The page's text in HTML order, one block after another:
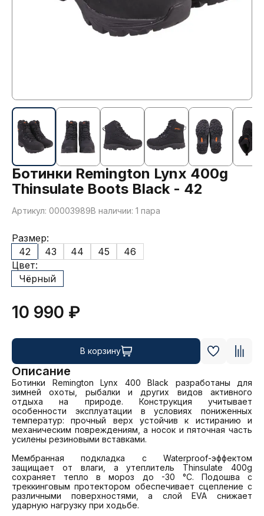
Ботинки Remington Lynx 400g
Thinsulate Boots Black - 42
Артикул: 00003989В наличии: 1 пара
Размер:
42
43 44 45
46
Цвет:
Чёрный
10 990 ₽
В корзину
Описание
Ботинки Remington Lynx 400 Black разработаны для
зимней охоты, рыбалки и других видов активного
отдыха на природе. Конструкция учитывает
особенности эксплуатации в условиях пониженных
температур: прочный верх устойчив к истиранию и
механическим повреждениям, а носок и пяточная часть
усилены резиновыми вставками.
Мембранная подкладка с Waterproof-эффектом
защищает от влаги, а утеплитель Thinsulate 400g
сохраняет тепло в мороз до -30 °C. Подошва с
треккинговым протектором обеспечивает сцепление с
различными поверхностями, а слой EVA снижает
ударную нагрузку при ходьбе.